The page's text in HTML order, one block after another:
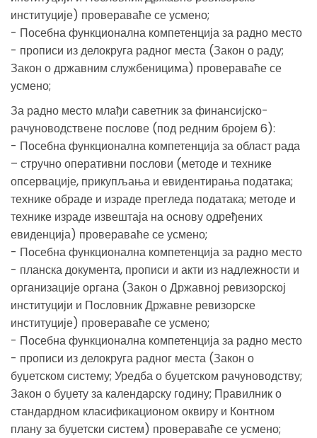
институције) провераваће се усмено;
- Посебна функционална компетенција за радно место
- прописи из делокруга радног места (Закон о раду;
Закон о државним службеницима) провераваће се
усмено;
За радно место млађи саветник за финансијско-
рачуноводствене послове (под редним бројем 6):
- Посебна функционална компетенција за област рада
– стручно оперативни послови (методе и технике
опсервације, прикупљања и евидентирања података;
технике обраде и израде прегледа података; методе и
технике израде извештаја на основу одређених
евиденција) провераваће се усмено;
- Посебна функционална компетенција за радно место
- планска документа, прописи и акти из надлежности и
организације органа (Закон о Државној ревизорској
институцији и Пословник Државне ревизорске
институције) провераваће се усмено;
- Посебна функционална компетенција за радно место
- прописи из делокруга радног места (Закон о
буџетском систему; Уредба о буџетском рачуноводству;
Закон о буџету за календарску годину; Правилник о
стандардном класификационом оквиру и Контном
плану за буџетски систем) провераваће се усмено;